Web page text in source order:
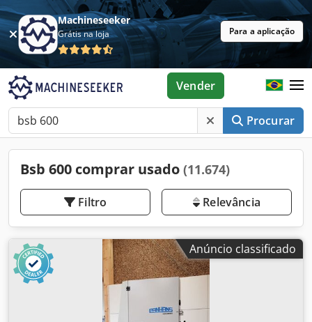
Machineseeker
Grátis na loja Para a aplicação
Procurar
Vender
Bsb 600 comprar usado (11.674)
Filtro Relevância
Anúncio classificado